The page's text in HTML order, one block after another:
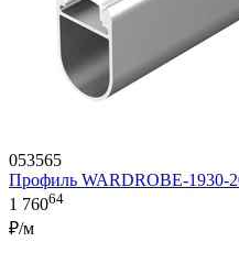
053565
Профиль WARDROBE-
1 76064
₽/м